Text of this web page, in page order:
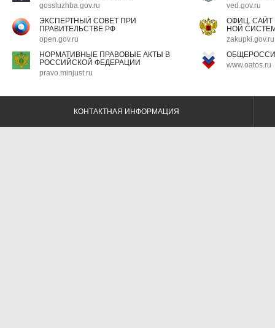
gossluzhba.gov.ru
ved.gov.ru
ЭКСПЕРТНЫЙ СОВЕТ ПРИ
ПРАВИТЕЛЬСТВЕ РФ
open.gov.ru
ОФИЦ.
НОЙ
zakupki.gov.ru
НОРМАТИВНЫЕ ПРАВОВЫЕ АКТЫ В
РОССИЙСКОЙ ФЕДЕРАЦИИ
pravo.minjust.ru
www.oatos.ru
КОНТАКТНАЯ ИНФОРМАЦИЯ